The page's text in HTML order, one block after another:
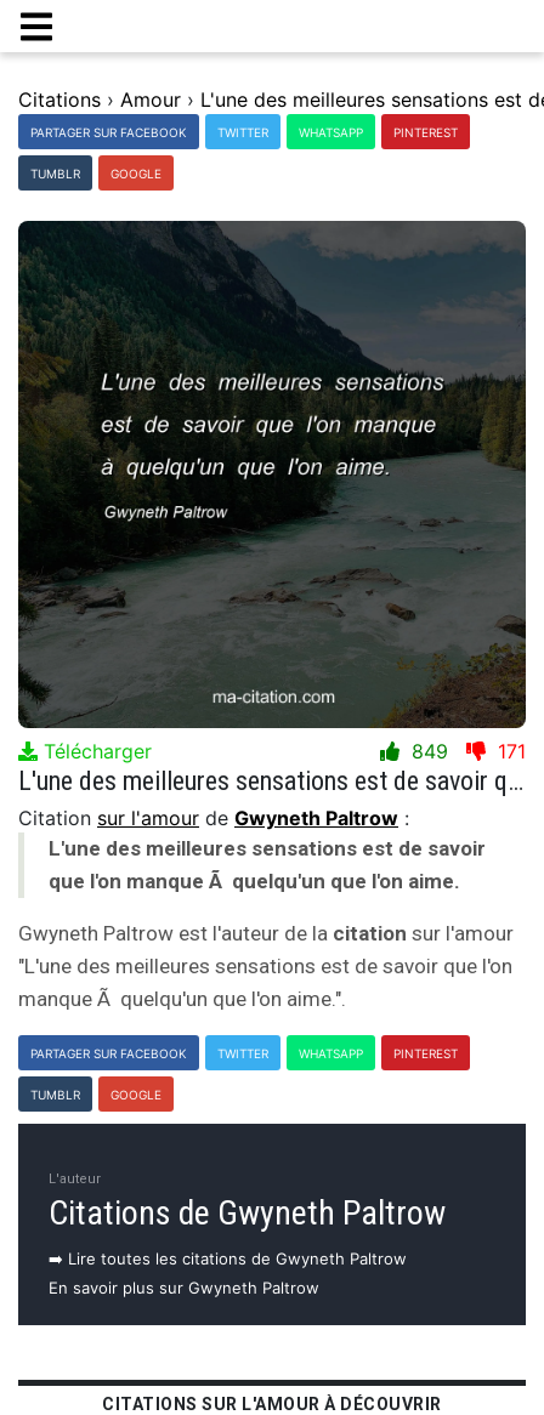
Citations › Amour ›
PARTAGER SUR FACEBOOK TWITTER WHATSAPP PINTEREST
TUMBLR GOOGLE
Télécharger 849 171
L'une des meilleures sensations est de savoir que l'on manque Ã quelqu'un que l'on aime.
Citation sur l'amour de Gwyneth Paltrow :
L'une des meilleures sensations est de savoir
que l'on manque Ã quelqu'un que l'on aime.
Gwyneth Paltrow est l'auteur de la citation sur l'amour
"L'une des meilleures sensations est de savoir que l'on
manque Ã quelqu'un que l'on aime.".
PARTAGER SUR FACEBOOK TWITTER WHATSAPP PINTEREST
TUMBLR GOOGLE
L'auteur
Citations de Gwyneth Paltrow
➡️ Lire toutes les citations de Gwyneth Paltrow
En savoir plus sur Gwyneth Paltrow
CITATIONS SUR L'AMOUR À DÉCOUVRIR